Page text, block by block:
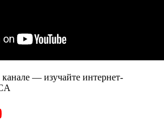
— изучайте интернет-